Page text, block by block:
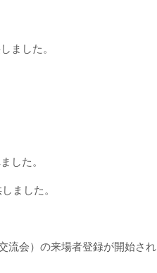
ました。
した。
ました。
流会）の来場者登録が開始され